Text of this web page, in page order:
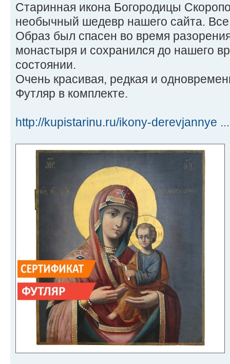
Старинная икона Богородицы
необычный шедевр нашего сайта.
Образ был спасен во время
монастыря и сохранился до нашего
состоянии.
Очень красивая, редкая и
Футляр в комплекте.
http://kupistarinu.ru/ikony-derevjannye